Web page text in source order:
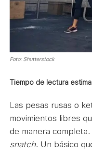
Foto: Shutterstock
Tiempo de lectura
Las pesas rusas o
movimientos libres
de manera
snatch. Un básico